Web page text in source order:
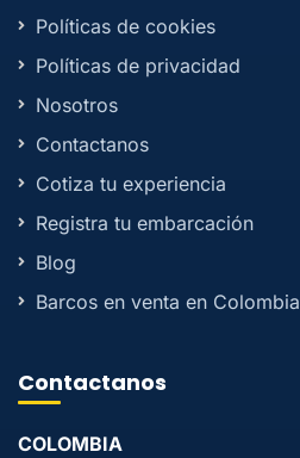
Políticas de cookies
Políticas de privacidad
Nosotros
Contactanos
Cotiza tu experiencia
Registra tu embarcación
Blog
Barcos en venta en Colombia
Contactanos
COLOMBIA